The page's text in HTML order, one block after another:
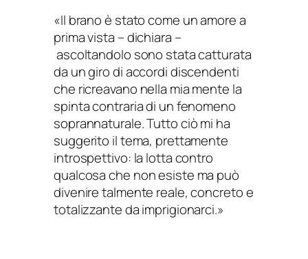
«Il brano è stato come un amore a
prima vista – dichiara –
ascoltandolo sono stata catturata
da un giro di accordi discendenti
che ricreavano nella mia mente la
spinta contraria di un fenomeno
soprannaturale. Tutto ciò mi ha
suggerito il tema, prettamente
introspettivo: la lotta contro
qualcosa che non esiste ma può
divenire talmente reale, concreto e
totalizzante da imprigionarci.»